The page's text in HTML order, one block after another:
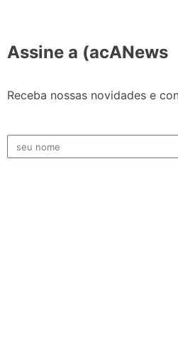
Assine a (acANews
Receba nossas novidades e